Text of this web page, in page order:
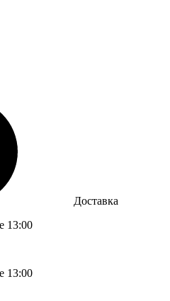
Доставка
13:00
13:00